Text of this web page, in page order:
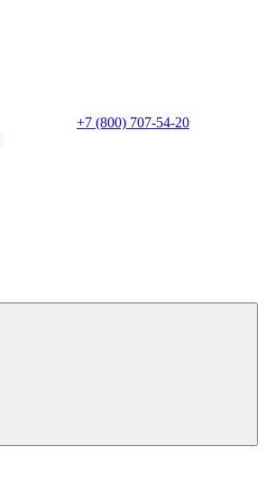
+7 (800) 707-54-20